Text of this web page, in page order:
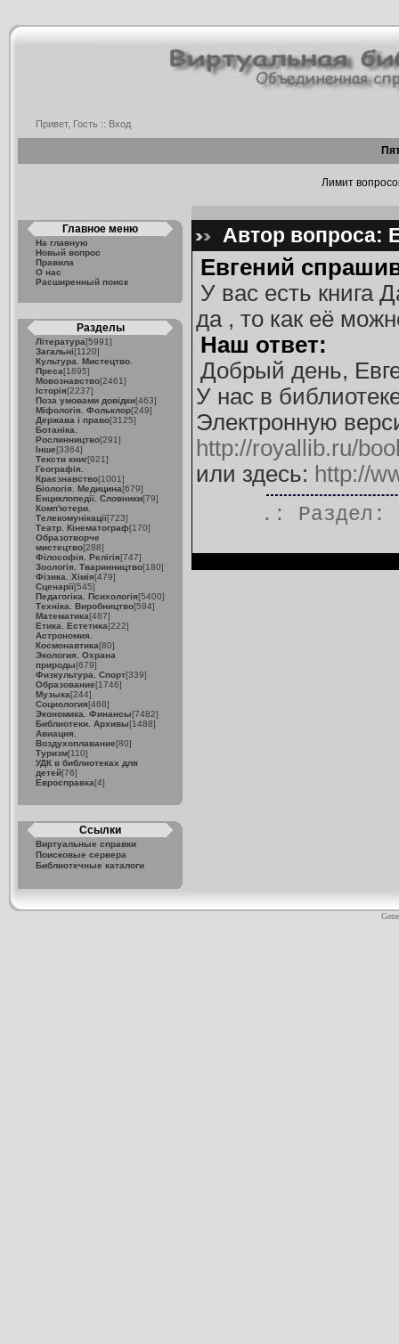
Привет, Гость :: Вход
Лимит
Главное меню
На главную
Новый вопрос
Правила
О нас
Расширенный поиск
Разделы
Література[5991]
Загальні[1120]
Культура. Мистецтво.
Преса[1895]
Мовознавство[2461]
Історія[2237]
Поза умовами довідки[463]
Міфологія. Фольклор[249]
Держава і право[3125]
Ботаніка.
Рослинництво[291]
Інше[3364]
Тексти книг[921]
Географія.
Краєзнавство[1001]
Біологія. Медицина[679]
Енциклопедії. Словники[79]
Комп'ютери.
Телекомунікації[723]
Театр. Кінематограф[170]
Образотворче
мистецтво[288]
Філософія. Релігія[747]
Зоологія. Тваринництво[180]
Фізика. Хімія[479]
Сценарії[545]
Педагогіка. Психологія[5400]
Техніка. Виробництво[594]
Математика[487]
Етика. Естетика[222]
Астрономия.
Космонавтика[80]
Экология. Охрана
природы[679]
Физкультура. Спорт[339]
Образование[1746]
Музыка[244]
Социология[468]
Экономика. Финансы[7482]
Библиотеки. Архивы[1488]
Авиация.
Воздухоплавание[80]
Туризм[110]
УДК в библиотеках для
детей[76]
Евросправка[4]
Ссылки
Виртуальные справки
Поисковые сервера
Библиотечные каталоги
Автор вопроса:
Евгений
У вас есть книга
да , то как её
Наш ответ:
Добрый день,
У нас в
Электронную
http://royallib.ru/
или здесь: http://
.: Раздел: